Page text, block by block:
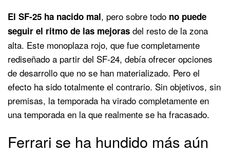
El SF-25 ha nacido mal, pero sobre todo no puede
seguir el ritmo de las mejoras del resto de la zona
alta. Este monoplaza rojo, que fue completamente
rediseñado a partir del SF-24, debía ofrecer opciones
de desarrollo que no se han materializado. Pero el
efecto ha sido totalmente el contrario. Sin objetivos, sin
premisas, la temporada ha virado completamente en
una temporada en la que realmente se ha fracasado.
Ferrari se ha hundido más aún